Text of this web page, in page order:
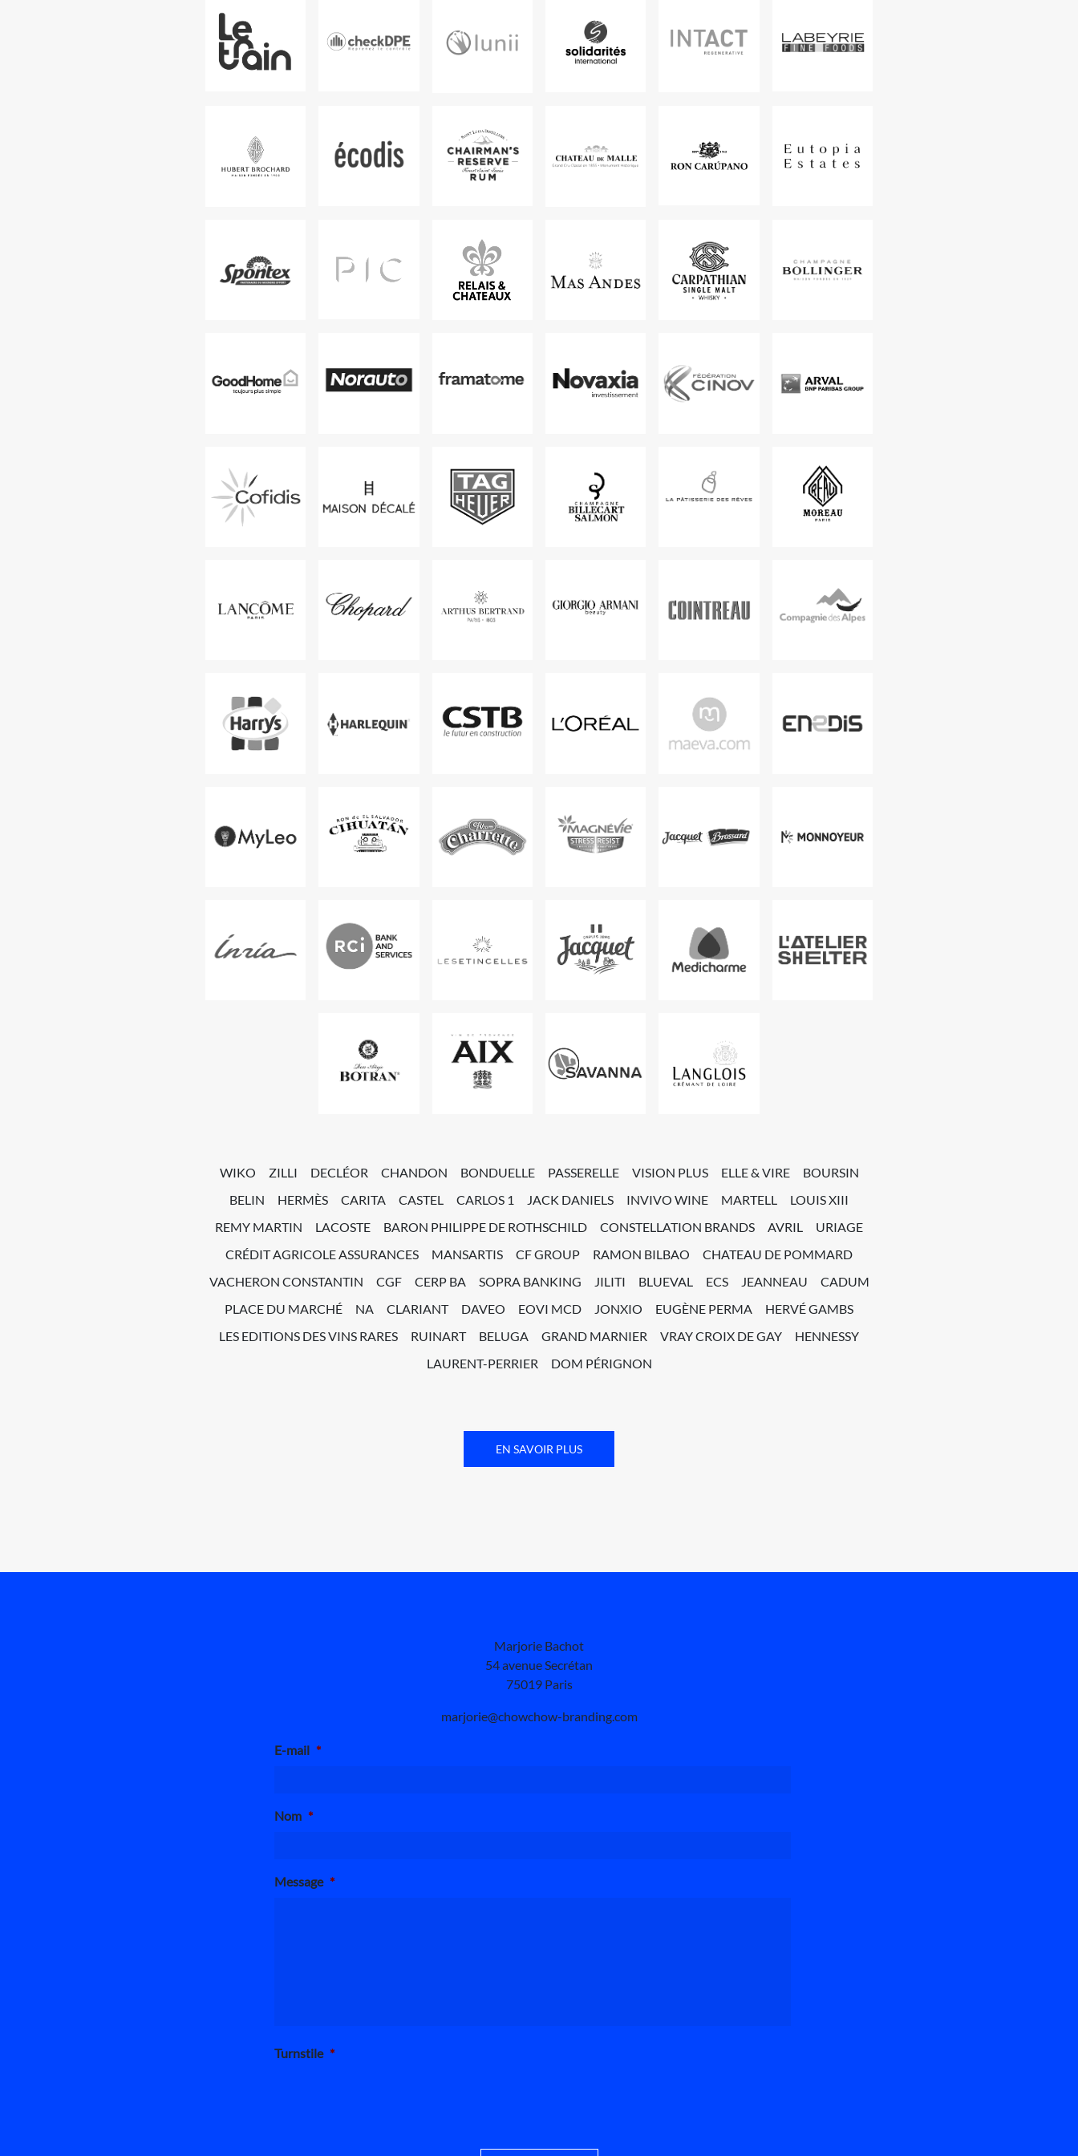
WIKO ZILLI DECLÉOR CHANDON BONDUELLE PASSERELLE VISION PLUS ELLE & VIRE
BOURSIN
BELIN
HERMÈS CARITA CASTEL CARLOS 1 JACK DANIELS INVIVO WINE MARTELL
LOUIS XIII
REMY MARTIN
LACOSTE BARON PHILIPPE DE ROTHSCHILD CONSTELLATION BRANDS AVRIL
URIAGE
CRÉDIT AGRICOLE ASSURANCES
MANSARTIS CF GROUP RAMON BILBAO
CHATEAU DE POMMARD
VACHERON CONSTANTIN
CGF CERP BA SOPRA BANKING JILITI BLUEVAL ECS JEANNEAU
CADUM
PLACE DU MARCHÉ
NA CLARIANT DAVEO EOVI MCD JONXIO EUGÈNE PERMA
HERVÉ GAMBS
LES EDITIONS DES VINS RARES
RUINART BELUGA GRAND MARNIER VRAY CROIX DE GAY
HENNESSY
LAURENT-PERRIER
DOM PÉRIGNON
EN SAVOIR PLUS
Marjorie Bachot
54 avenue Secrétan
75019 Paris
marjorie@chowchow-branding.com
E-mail *
Nom *
Message *
Turnstile *